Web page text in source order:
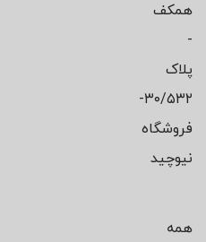
همکف
-
پلاک
۳۰/۵۳۲-
فروشگاه
نیوچید
همه